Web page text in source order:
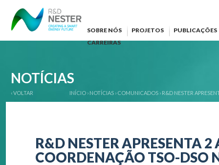
SOBRE NÓS PROJETOS
PUBLICAÇÕES
CARREIRAS
NOTÍCIAS
‹ VOLTAR INÍCIO › NOTÍCIAS › COMUNICADOS › R&D NESTER
R&D NESTER APRESENTA
COORDENAÇÃO TSO-DSO